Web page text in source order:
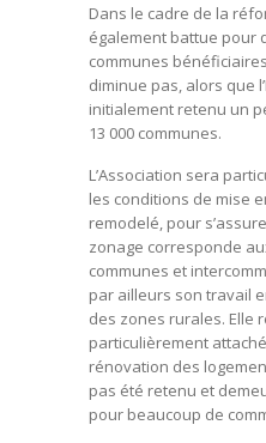
Dans le cadre de la
également battue pour
communes
diminue pas, alors que
initialement retenu un
13 000 communes.
L’Association sera
les conditions de mise
remodelé, pour
zonage corresponde
communes et
par ailleurs son travail
des zones rurales. Elle
particulièrement
rénovation des
pas été retenu et
pour beaucoup de